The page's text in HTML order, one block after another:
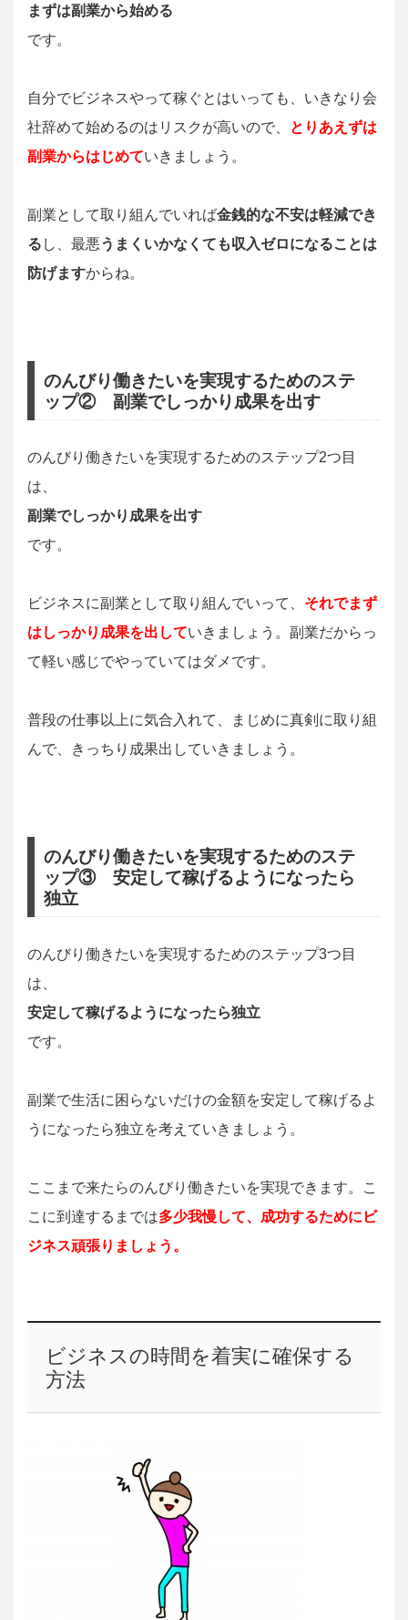
まずは副業から始める
です。
自分でビジネスやって稼ぐとはいっても、いきなり会
社辞めて始めるのはリスクが高いので、
とりあえずは
副業からはじめていきましょう。
副業として取り組んでいれば金銭的な不安は軽減でき
る し、最悪うまくいかなくても収入ゼロになることは
防げますからね。
のんびり働きたいを実現するためのステ
ップ② 副業でしっかり成果を出す
のんびり働きたいを実現するためのステップ2つ目
は、
副業でしっかり成果を出す
です。
ビジネスに副業として取り組んでいって、 それでまず
はしっかり成果を出していきましょう。副業だからっ
て軽い感じでやっていてはダメです。
普段の仕事以上に気合入れて、まじめに真剣に取り組
んで、きっちり成果出していきましょう。
のんびり働きたいを実現するためのステ
ップ③ 安定して稼げるようになったら
独立
のんびり働きたいを実現するためのステップ3つ目
は、
安定して稼げるようになったら独立
です。
副業で生活に困らないだけの金額を安定して稼げるよ
うになったら独立を考えていきましょう。
ここまで来たらのんびり働きたいを実現できます。こ
こに到達するまでは多少我慢して、成功するためにビ
ジネス頑張りましょう。
ビジネスの時間を着実に確保する
方法